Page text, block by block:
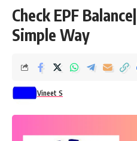
Check EPF
Simple Way
Vineet S